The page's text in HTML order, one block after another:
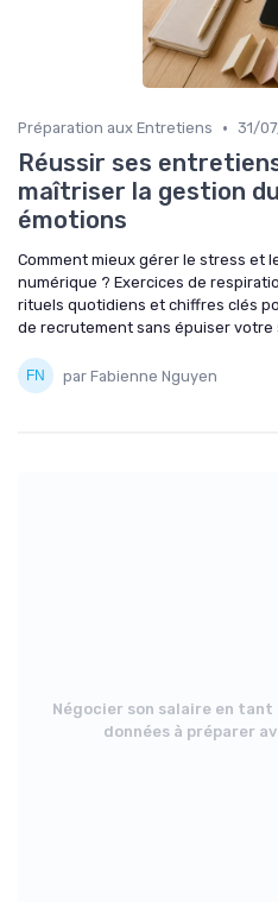
Préparation aux Entretiens • 31/
Réussir ses
maîtriser la gestion
émotions
Comment mieux gérer le stress et
numérique ? Exercices de
rituels quotidiens et chiffres clés
de recrutement sans épuiser votre
par Fabienne Nguyen
Négocier son salaire en
données à préparer